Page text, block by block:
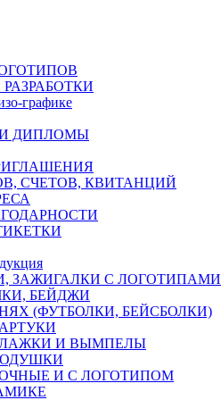
ДИПЛОМЫ
СЧЕТОВ, КВИТАНЦИЙ
ЗАЖИГАЛКИ С ЛОГОТИПАМИ
БЕЙДЖИ
(ФУТБОЛКИ, БЕЙСБОЛКИ)
И ВЫМПЕЛЫ
И С ЛОГОТИПОМ